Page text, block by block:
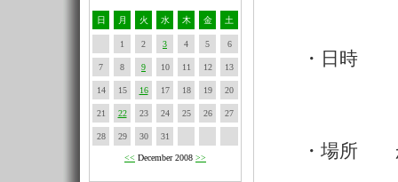
日 月 火 水 木 金 土
1 2 3 4 5 6
7 8 9 10 11 12 13
14 15 16 17 18 19 20
21 22 23 24 25 26 27
28 29 30 31
<< December 2008 >>
・日時 １
・場所 か